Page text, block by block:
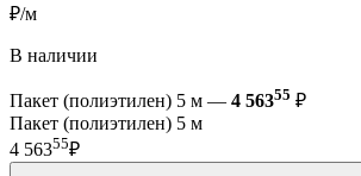
₽/м
В наличии
Пакет (полиэтилен) 5 м — 4 56355 ₽
Пакет (полиэтилен) 5 м
4 56355₽